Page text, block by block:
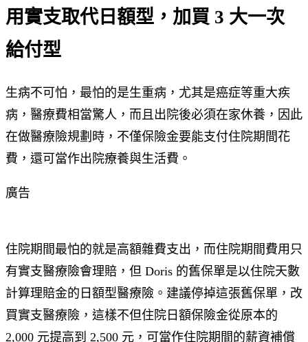
用實支取代日額型，加買 3 大一次
給付型
生病不可怕，最怕的是生重病，尤其是癌症等重大疾
病，醫療費相當驚人，而且出院後必須在家休養，因此
在做醫療險規劃時，不僅保險金要能支付住院期間花
費，還可當作出院療養與生活費。
廣告
住院期間最怕的就是高額雜費支出，而住院期間費用只
有實支醫療險會理賠，但 Doris 的舊保單是以住院天數
計算理賠金的日額型醫療險。建議停掉這張舊保單，改
買實支醫療險，這樣不但住院日額保險金從原本的
2,000 元提高到 2,500 元，可當作住院期間的薪資補償